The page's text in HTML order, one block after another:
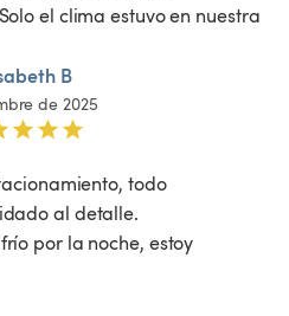
el clima estuvo en nuestra
B
de 2025
todo
al detalle.